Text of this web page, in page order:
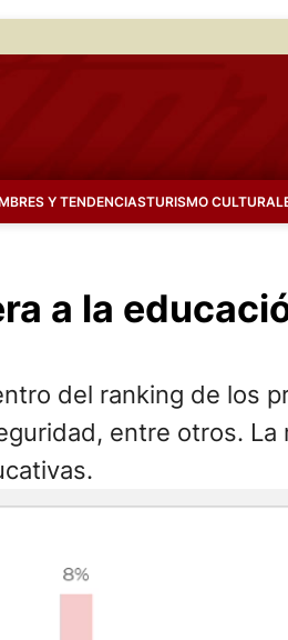
Y TENDENCIASTURISMO CULTURAL
a la
del ranking de los
entre otros. La